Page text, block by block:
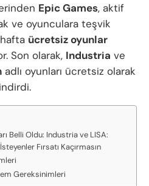
Epic Games, aktif
ve oyunculara teşvik
ücretsiz oyunlar
Son olarak, Industria ve
adlı oyunları ücretsiz olarak
Belli Oldu: Industria ve LISA:
Fırsatı Kaçırmasın
Gereksinimleri